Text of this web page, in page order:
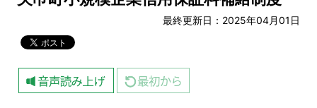
最終更新日：2025年04月01日